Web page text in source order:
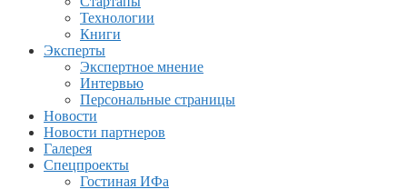
Технологии
Книги
Эксперты
Экспертное мнение
Интервью
Персональные страницы
Новости
Новости партнеров
Галерея
Спецпроекты
Гостиная ИФа